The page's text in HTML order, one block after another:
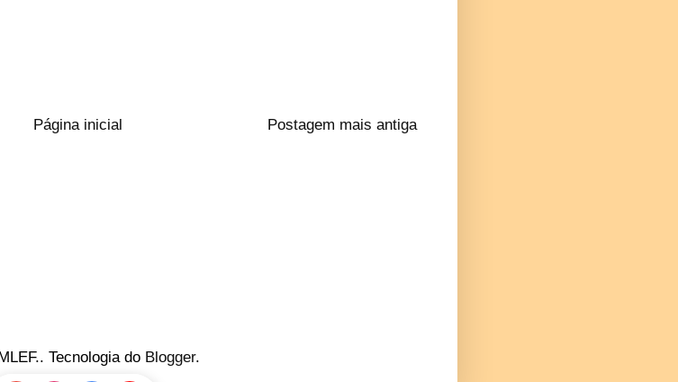
Postagem mais antiga
Página inicial
Tecnologia do Blogger.